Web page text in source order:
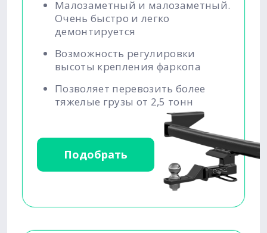
Малозаметный и малозаметный.
Очень быстро и легко
демонтируется
Возможность регулировки
высоты крепления фаркопа
Позволяет перевозить более
тяжелые грузы от 2,5 тонн
Подобрать